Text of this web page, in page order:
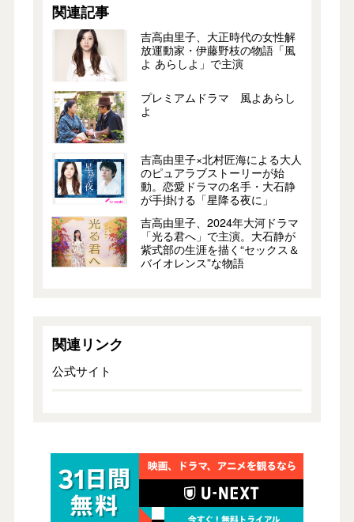
関連記事
吉高由里子、大正時代の女性解
放運動家・伊藤野枝の物語「風
よ あらしよ」で主演
プレミアムドラマ 風よあらし
よ
吉高由里子×北村匠海による大人
のピュアラブストーリーが始
動。恋愛ドラマの名手・大石静
が手掛ける「星降る夜に」
吉高由里子、2024年大河ドラマ
「光る君へ」で主演。大石静が
紫式部の生涯を描く“セックス＆
バイオレンス”な物語
関連リンク
公式サイト